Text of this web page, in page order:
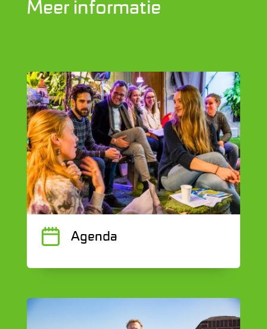
Meer informatie
J Agenda